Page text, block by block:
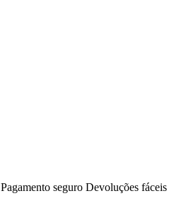
Pagamento seguro Devoluções fáceis